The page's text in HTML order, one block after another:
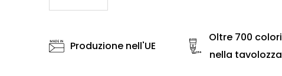
Produzione nell'UE
Oltre 700 colori
nella tavolozza